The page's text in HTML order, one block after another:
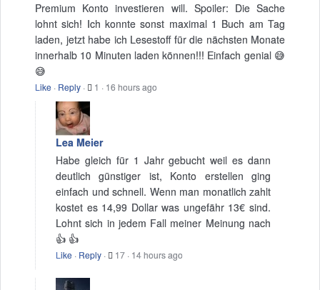
Premium Konto investieren will. Spoiler: Die Sache
lohnt sich! Ich konnte sonst maximal 1 Buch am Tag
laden, jetzt habe ich Lesestoff für die nächsten Monate
innerhalb 10 Minuten laden können!!! Einfach genial 😅
😅
Like · Reply · 1 · 16 hours ago
Lea Meier
Habe gleich für 1 Jahr gebucht weil es dann
deutlich günstiger ist, Konto erstellen ging
einfach und schnell. Wenn man monatlich zahlt
kostet es 14,99 Dollar was ungefähr 13€ sind.
Lohnt sich in jedem Fall meiner Meinung nach
👍 👍
Like · Reply · 17 · 14 hours ago